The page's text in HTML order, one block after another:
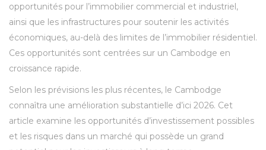
opportunités pour l’immobilier commercial et industriel,
ainsi que les infrastructures pour soutenir les activités
économiques, au-delà des limites de l’immobilier résidentiel.
Ces opportunités sont centrées sur un Cambodge en
croissance rapide.
Selon les prévisions les plus récentes, le Cambodge
connaîtra une amélioration substantielle d’ici 2026. Cet
article examine les opportunités d’investissement possibles
et les risques dans un marché qui possède un grand